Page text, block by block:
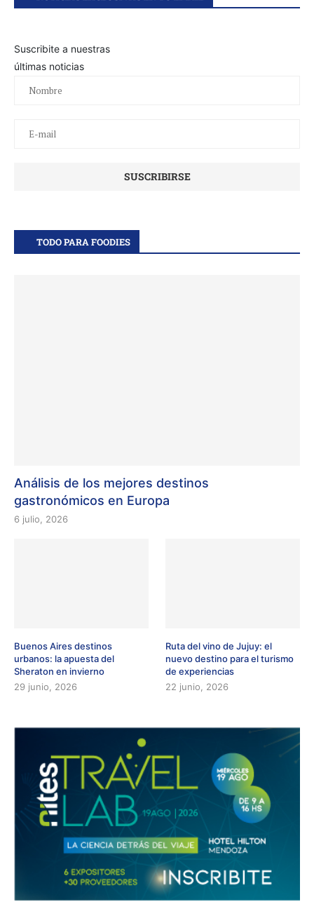
Suscribite a nuestras
últimas noticias
TODO PARA FOODIES
Análisis de los mejores destinos
gastronómicos en Europa
6 julio, 2026
Buenos Aires destinos
urbanos: la apuesta del
Sheraton en invierno
29 junio, 2026
Ruta del vino de Jujuy: el
nuevo destino para el turismo
de experiencias
22 junio, 2026